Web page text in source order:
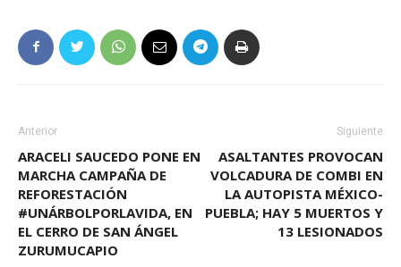
Anterior
ARACELI SAUCEDO PONE EN
MARCHA CAMPAÑA DE
REFORESTACIÓN
#UNÁRBOLPORLAVIDA, EN
EL CERRO DE SAN ÁNGEL
ZURUMUCAPIO
Siguiente
ASALTANTES PROVOCAN
VOLCADURA DE COMBI EN
LA AUTOPISTA MÉXICO-
PUEBLA; HAY 5 MUERTOS Y
13 LESIONADOS